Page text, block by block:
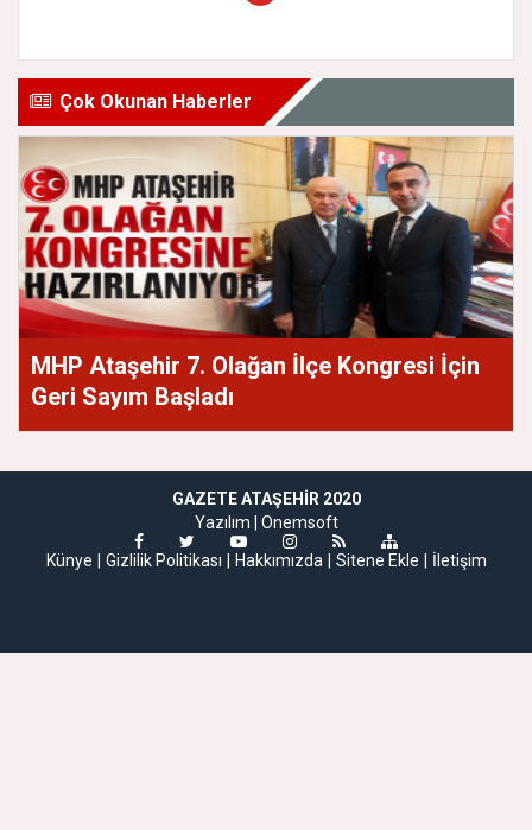
Çok Okunan Haberler
MHP Ataşehir 7. Olağan İlçe Kongresi İçin
Geri Sayım Başladı
GAZETE ATAŞEHIR 2020
Yazılım | Onemsoft
Künye
Gizlilik Politikası Hakkımızda Sitene Ekle İletişim